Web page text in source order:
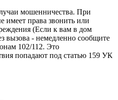
мошенничества. При
имеет права звонить или
(Если к вам в дом
вызова - немедленно сообщите
102/112. Это
попадают под статью 159 УК